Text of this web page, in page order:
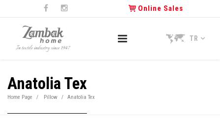
Online Sales
TR
Anatolia Tex
Home Page Pillow Anatolia Tex